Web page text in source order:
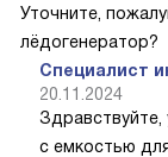
Уточните,
лёдогенератор?
Специалист
20.11.2024
Здравствуйте,
с емкостью